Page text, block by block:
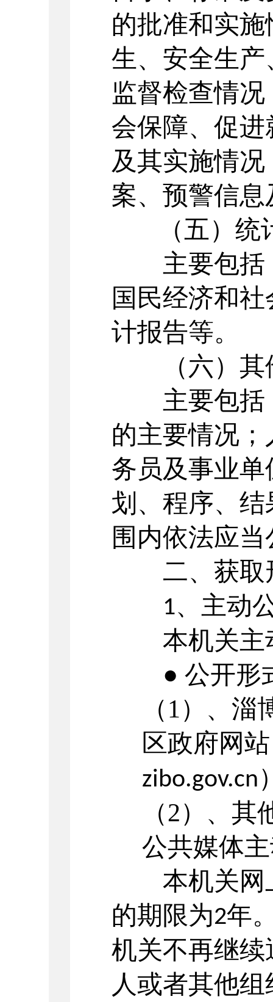
的批准和实
生、安全生
监督检查情
会保障、促
及其实施情
案、预警信
（五）
主要包括
国民经济和
计报告等。
（六）其
主要包括
的主要情况
务员及事业
划、程序、
围内依法应
二、获取
1、主动
本机关主
● 公开形
（1） 、淄
区政府网
zibo.gov.cn
（2） 、其
公共媒体
本机关网
的期限为2年
机关不再继
人或者其他